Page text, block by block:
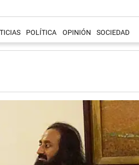
POLÍTICA OPINIÓN SOCIEDAD